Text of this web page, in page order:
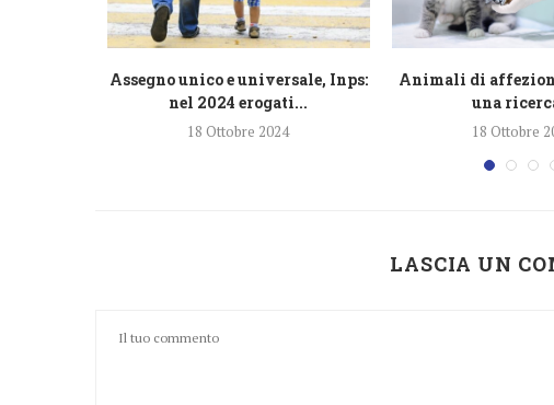
Assegno unico e universale, Inps:
nel 2024 erogati...
18 Ottobre 2024
Animali di
una
18 Ottobre
LASCIA UN